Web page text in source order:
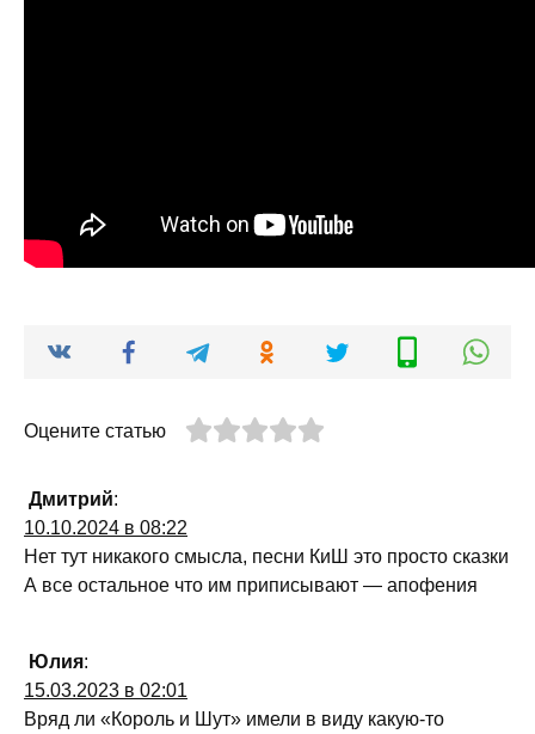
Оцените статью
Дмитрий:
10.10.2024 в 08:22
Нет тут никакого смысла, песни КиШ это просто сказки
А все остальное что им приписывают — апофения
Юлия:
15.03.2023 в 02:01
Вряд ли «Король и Шут» имели в виду какую-то